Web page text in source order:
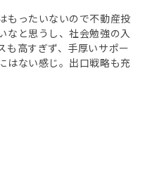
もったいないので不動産投
なと思うし、社会勉強の入
も高すぎず、手厚いサポー
はない感じ。出口戦略も充